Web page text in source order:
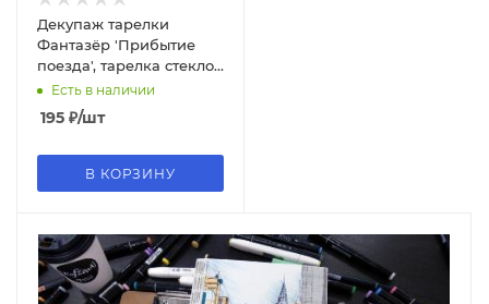
Декупаж тарелки
Фантазёр 'Прибытие
поезда', тарелка стекло,
картон. уп., 560016
Есть в наличии
195 ₽/шт
В КОРЗИНУ